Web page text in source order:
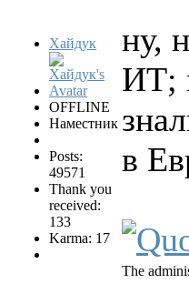
Хайдук
OFFLINE
Наместник
Posts:
49571
Thank you
received:
133
Karma: 17
ну,
ИТ;
в
The